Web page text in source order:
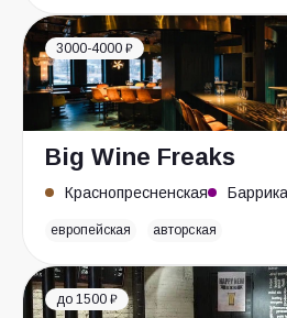
3000-4000 ₽
Big Wine Freaks
Краснопресненская
европейская авторская
до 1500 ₽